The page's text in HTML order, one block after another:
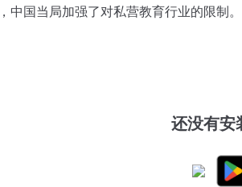
中国当局加强了对私营教育行业的限制。
还没有安